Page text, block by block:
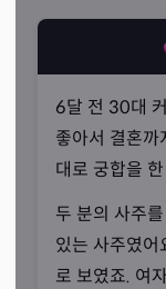
6달 전 30대
좋아서 결혼까
대로 궁합을
두 분의 사주
있는 사주였어
로 보였죠. 여